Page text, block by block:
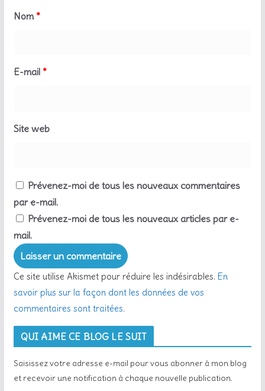
Nom *
E-mail *
Site web
Prévenez-moi de tous les nouveaux commentaires
par e-mail.
Prévenez-moi de tous les nouveaux articles par e-
mail.
Ce site utilise Akismet pour réduire les indésirables. En
savoir plus sur la façon dont les données de vos
commentaires sont traitées.
QUI AIME CE BLOG LE SUIT
Saisissez votre adresse e-mail pour vous abonner à mon blog
et recevoir une notification à chaque nouvelle publication.